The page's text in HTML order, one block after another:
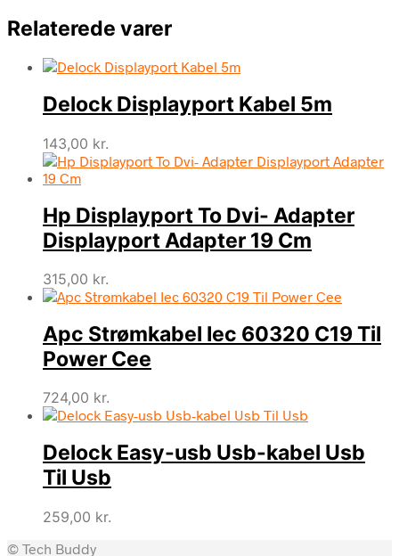
Relaterede varer
Delock Displayport Kabel 5m
143,00 kr.
Hp Displayport To Dvi- Adapter
Displayport Adapter 19 Cm
315,00 kr.
Apc Strømkabel Iec 60320 C19 Til
Power Cee
724,00 kr.
Delock Easy-usb Usb-kabel Usb
Til Usb
259,00 kr.
© Tech Buddy